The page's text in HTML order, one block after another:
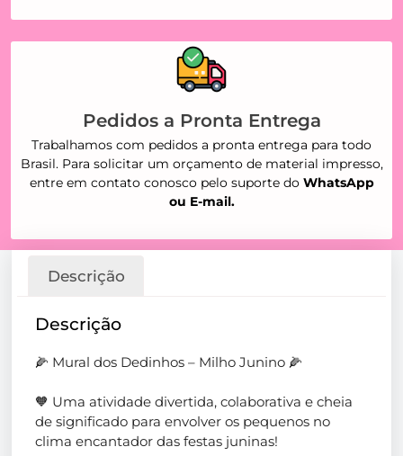
Pedidos a Pronta Entrega
Trabalhamos com pedidos a pronta entrega para todo
Brasil. Para solicitar um orçamento de material impresso,
entre em contato conosco pelo suporte do WhatsApp
ou E-mail.
Descrição
Descrição
🌽 Mural dos Dedinhos – Milho Junino 🌽
🧡 Uma atividade divertida, colaborativa e cheia
de significado para envolver os pequenos no
clima encantador das festas juninas!